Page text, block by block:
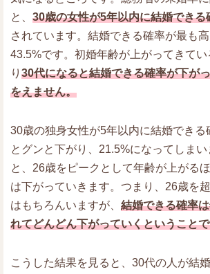
と、 30歳の女性が5年以内に結婚できる
されています。結婚できる確率が最も高
43.5%です。初婚年齢が上がってきて
り 30代になると結婚できる確率が下が
をえません。
30歳の独身女性が5年以内に結婚できる
とグンと下がり、21.5%になってしま
と、26歳をピークとして年齢が上がる
は下がっていきます。つまり、26歳を
はもちろんいますが、 結婚できる確率
れてどんどん下がっていくということ
こうした結果を見ると、30代の人が結